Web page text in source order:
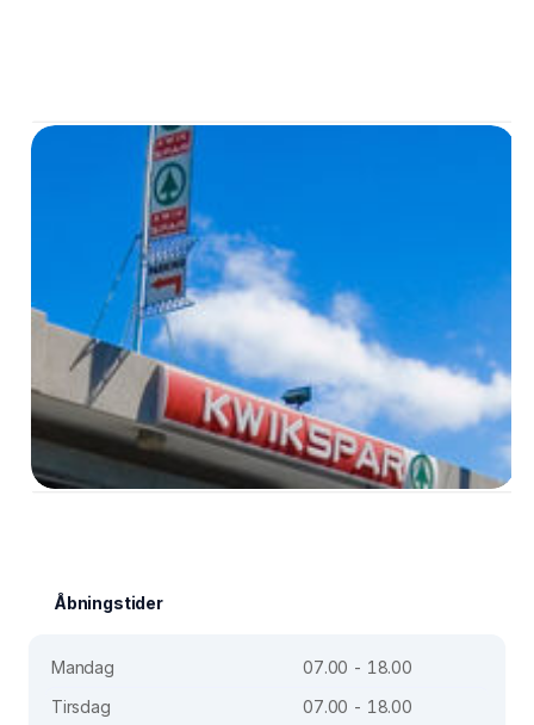
Åbningstider
Mandag
07.00 - 18.00
Tirsdag
07.00 - 18.00